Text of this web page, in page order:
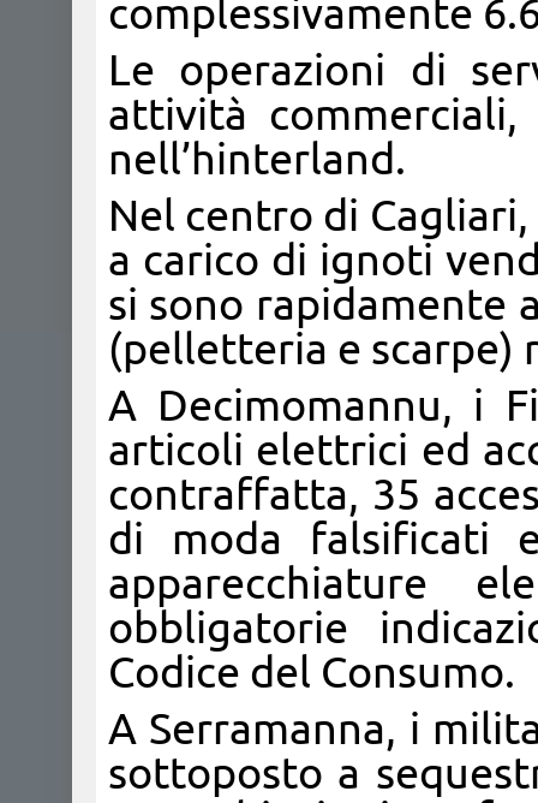
complessivamente
Le operazioni di
attività
nell’hinterland.
Nel centro di
a carico di ignoti
si sono
(pelletteria e scarpe)
A Decimomannu, i
articoli elettrici ed
contraffatta, 35
di moda falsificati
apparecchiature
obbligatorie
Codice del Consumo.
A Serramanna, i
sottoposto a